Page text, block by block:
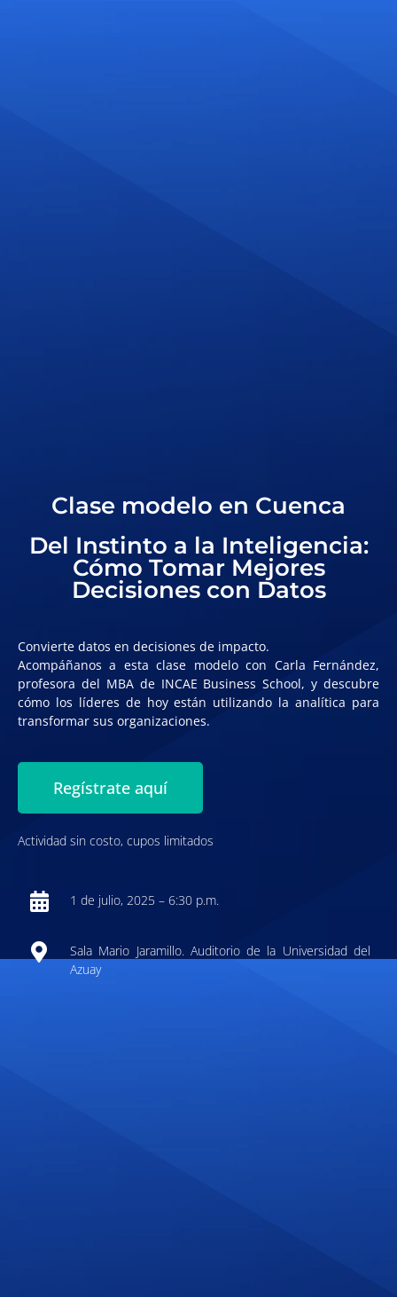
Clase modelo en Cuenca
Del Instinto a la Inteligencia:
Cómo Tomar Mejores
Decisiones con Datos
Convierte datos en decisiones de impacto.
Acompáñanos a esta clase modelo con Carla Fernández,
profesora del MBA de INCAE Business School, y descubre
cómo los líderes de hoy están utilizando la analítica para
transformar sus organizaciones.
Regístrate aquí
Actividad sin costo, cupos limitados
1 de julio, 2025 – 6:30 p.m.
Sala Mario Jaramillo. Auditorio de la Universidad del
Azuay